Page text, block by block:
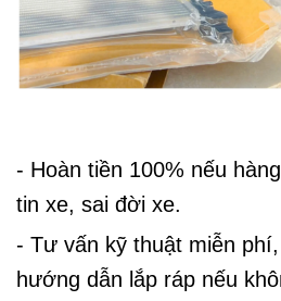
- Hoàn tiền 100% nếu
tin xe, sai đời xe.
- Tư vấn kỹ thuật miễn
hướng dẫn lắp ráp nếu